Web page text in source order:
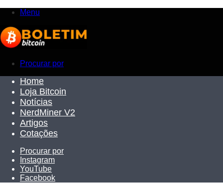
Menu
Procurar por
Home
Loja Bitcoin
Notícias
NerdMiner V2
Artigos
Cotações
Procurar por
Instagram
YouTube
Facebook